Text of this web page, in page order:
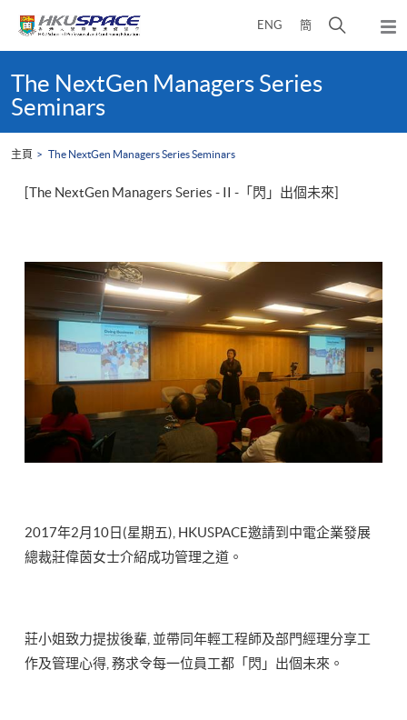
ENG 簡
開
面
彈
出
content
startThe NextGen Managers Series
Seminars
主頁 The NextGen Managers Series Seminars
[The NextGen Managers Series - II -「閃」出個未來]
2017年2月10日(星期五), HKUSPACE邀請到中電企業發展
總裁莊偉茵女士介紹成功管理之道。
莊小姐致力提拔後輩, 並帶同年輕工程師及部門經理分享工
作及管理心得, 務求令每一位員工都「閃」出個未來。